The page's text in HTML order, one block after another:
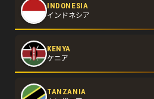
INDONESIA
インドネシア
KENYA
ケニア
TANZANIA